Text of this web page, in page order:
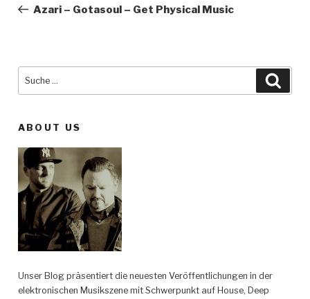
Azari – Gotasoul – Get Physical Music
ABOUT US
Unser Blog präsentiert die neuesten Veröffentlichungen in der
elektronischen Musikszene mit Schwerpunkt auf House, Deep